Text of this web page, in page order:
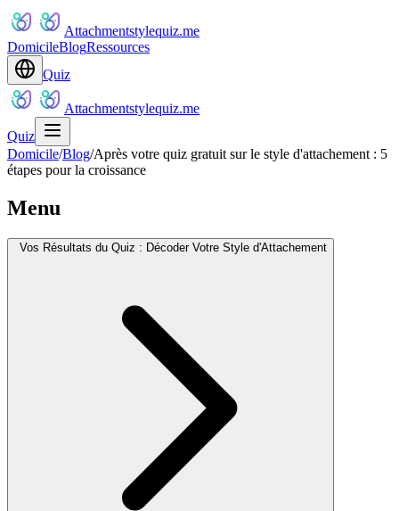
Attachmentstylequiz.me
DomicileBlogRessources
Quiz
Attachmentstylequiz.me
Quiz
Domicile/Blog/Après votre quiz gratuit sur le style d'attachement : 5
étapes pour la croissance
Menu
Vos Résultats du Quiz : Décoder Votre Style d'Attachement